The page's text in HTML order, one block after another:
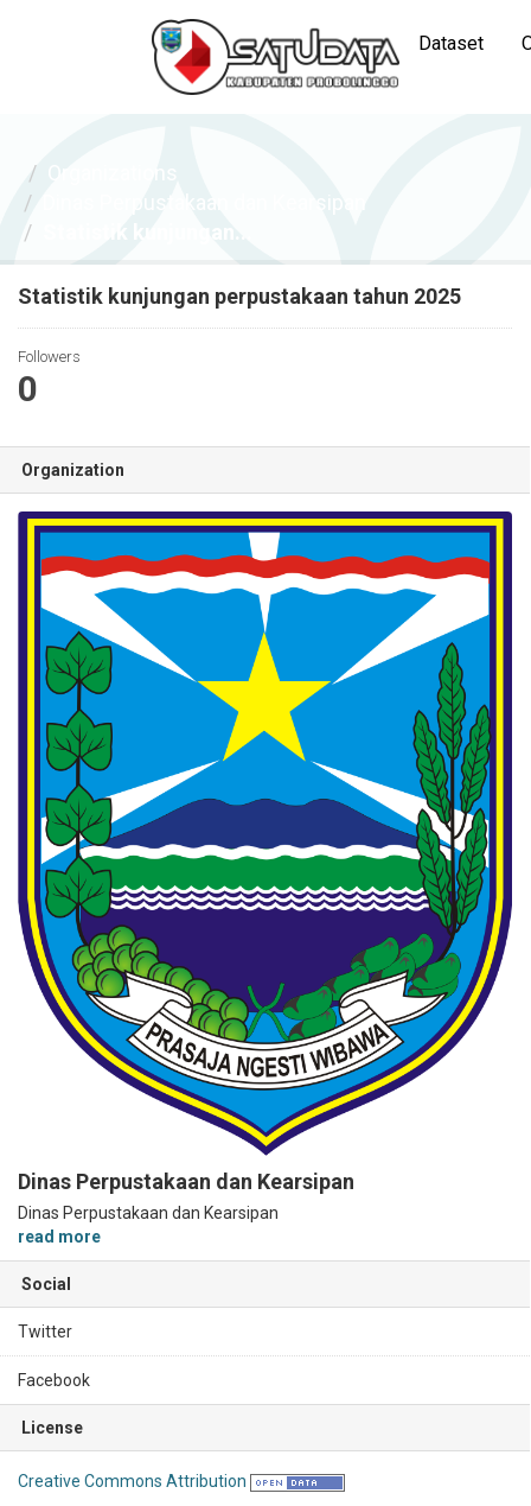
Dataset
Statistik kunjungan perpustakaan tahun 2025
Followers
0
Organization
Dinas Perpustakaan dan Kearsipan
Dinas Perpustakaan dan Kearsipan
read more
Social
Twitter
Facebook
License
Creative Commons Attribution